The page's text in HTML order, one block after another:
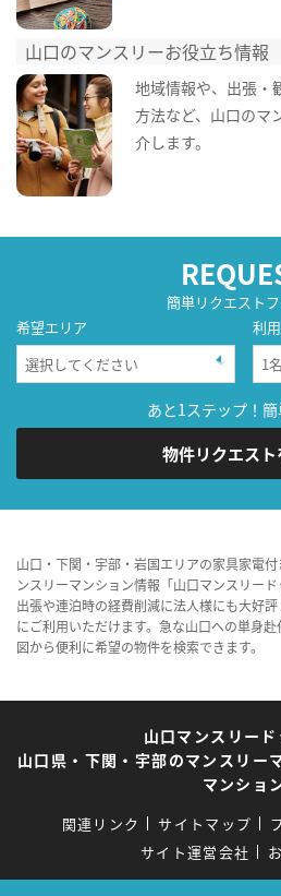
山口のマンスリーお役立ち情報
地域情報や、出張・
方法など、山口のマ
介します。
簡単リクエスト
希望エリア
利
あと1ステップ！簡
物件リクエスト
山口・下関・宇部・岩国エリアの家具家電
ンスリーマンション情報「山口マンスリー
出張や連泊時の経費削減に法人様にも大好
にご利用いただけます。急な山口への単身
図から便利に希望の物件を検索できます。
山口マンスリー
山口県・下関・宇部のマンスリー
マンショ
関連リンク サイトマップ
サイト運営会社